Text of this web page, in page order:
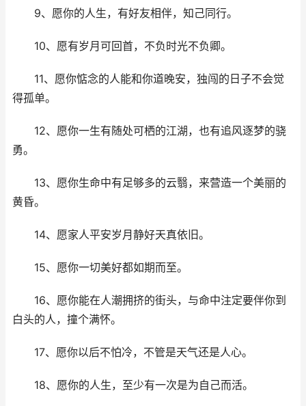
9、愿你的人生，有好友相伴，知己同行。
10、愿有岁月可回首，不负时光不负卿。
11、愿你惦念的人能和你道晚安，独闯的日子不会觉
得孤单。
12、愿你一生有随处可栖的江湖，也有追风逐梦的骁
勇。
13、愿你生命中有足够多的云翳，来营造一个美丽的
黄昏。
14、愿家人平安岁月静好天真依旧。
15、愿你一切美好都如期而至。
16、愿你能在人潮拥挤的街头，与命中注定要伴你到
白头的人，撞个满怀。
17、愿你以后不怕冷，不管是天气还是人心。
18、愿你的人生，至少有一次是为自己而活。